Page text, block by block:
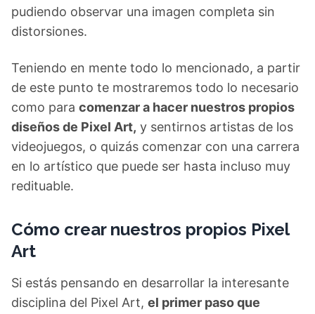
pudiendo observar una imagen completa sin
distorsiones.
Teniendo en mente todo lo mencionado, a partir
de este punto te mostraremos todo lo necesario
como para comenzar a hacer nuestros propios
diseños de Pixel Art, y sentirnos artistas de los
videojuegos, o quizás comenzar con una carrera
en lo artístico que puede ser hasta incluso muy
redituable.
Cómo crear nuestros propios Pixel
Art
Si estás pensando en desarrollar la interesante
disciplina del Pixel Art, el primer paso que